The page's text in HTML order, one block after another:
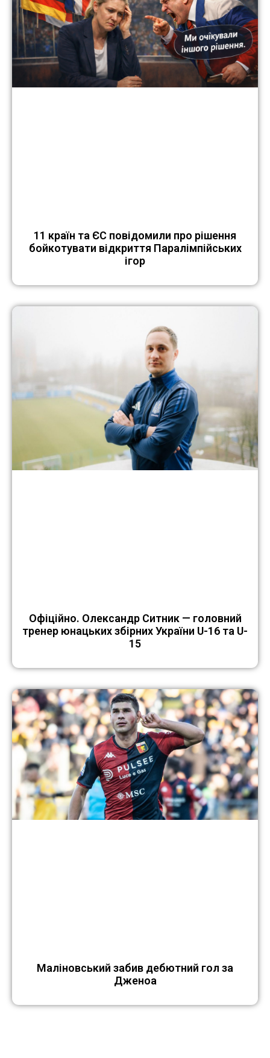
11 країн та ЄС повідомили про рішення
бойкотувати відкриття Паралімпійських
ігор
Офіційно. Олександр Ситник — головний
тренер юнацьких збірних України U-16 та U-
15
Маліновський забив дебютний гол за
Дженоа